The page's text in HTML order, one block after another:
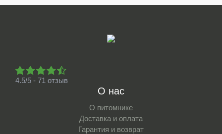
4.5/5 - 71 отзыв
О нас
О питомнике
Доставка и оплата
Гарантия и возврат